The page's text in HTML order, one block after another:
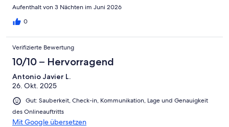
Aufenthalt von 3 Nächten im Juni 2026
0
Verifizierte Bewertung
10/10 – Hervorragend
Antonio Javier L.
26. Okt. 2025
Gut: Sauberkeit, Check-in, Kommunikation, Lage und Genauigkeit
des Onlineauftritts
Mit Google übersetzen